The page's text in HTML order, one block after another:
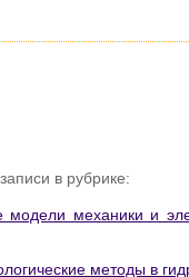
в рубрике:
механики и
методы в